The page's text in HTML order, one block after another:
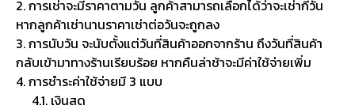
2. การเช่าจะมีราคาตามวัน ลูกค้าสามารถเลือกได้ว่าจะเช่ากี่วัน
หากลูกค้าเช่านานราคาเช่าต่อวันจะถูกลง
3. การนับวัน จะนับตั้งแต่วันที่สินค้าออกจากร้าน ถึงวันที่สินค้า
กลับเข้ามาทางร้านเรียบร้อย หากคืนล่าช้าจะมีค่าใช้จ่ายเพิ่ม
4. การชำระค่าใช้จ่ายมี 3 แบบ
4.1. เงินสด